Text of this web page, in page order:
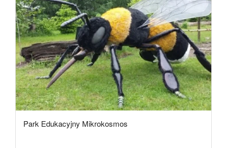
Park Edukacyjny Mikrokosmos